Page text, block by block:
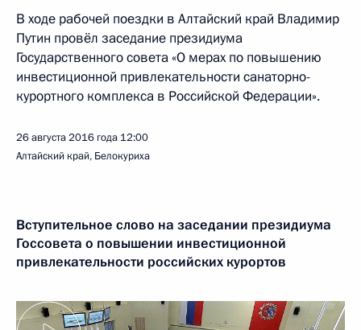
В ходе рабочей поездки в Алтайский край Владимир
Путин провёл заседание президиума
Государственного совета «О мерах по повышению
инвестиционной привлекательности санаторно-
курортного комплекса в Российской Федерации».
26 августа 2016 года 12:00
Алтайский край, Белокуриха
Вступительное слово на заседании президиума
Госсовета о повышении инвестиционной
привлекательности российских курортов